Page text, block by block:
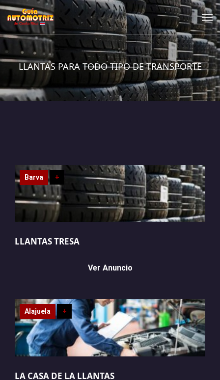
LLANTAS PARA TODO TIPO DE TRANSPORTE
Barva +
LLANTAS TRESA
Ver Anuncio
Alajuela +
LA CASA DE LA LLANTAS